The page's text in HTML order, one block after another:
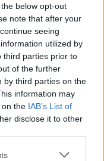
below opt-out
note that after your
seeing
utilized by
third parties prior to
of the further
by third parties on the
information may
on the IAB’s List of
disclose it to other
qui vous